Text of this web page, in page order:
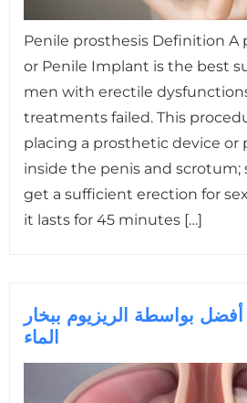
Penile prosthesis Definition A
or Penile Implant is the best
men with erectile
treatments failed. This
placing a prosthetic device or
inside the penis and scrotum;
get a sufficient erection for
it lasts for 45 minutes […]
بواسطة الريزيوم ببخار
الماء